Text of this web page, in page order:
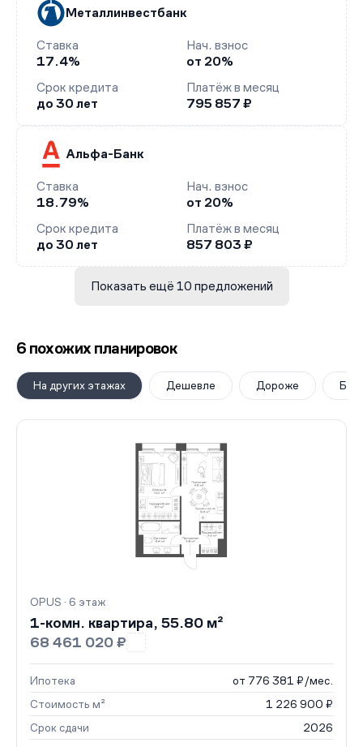
Металлинвестбанк
Ставка
17.4%
Нач. взнос
от 20%
Срок кредита
до 30 лет
Платёж в месяц
795 857 ₽
Альфа-Банк
Ставка
18.79%
Нач. взнос
от 20%
Срок кредита
до 30 лет
Платёж в месяц
857 803 ₽
Показать ещё 10 предложений
6 похожих планировок
На других этажах Дешевле Дороже
OPUS · 6 этаж
1-комн. квартира, 55.80 м²
68 461 020 ₽
Ипотека
от 776 381 ₽/мес.
Стоимость м²
1 226 900 ₽
Срок сдачи
2026